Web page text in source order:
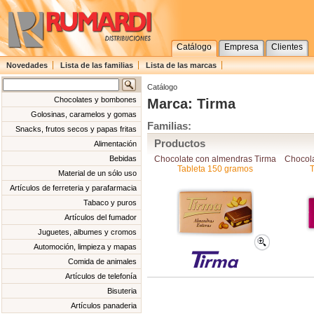
Catálogo Empresa Clientes
Novedades Lista de las familias Lista de las marcas
Catálogo
Marca: Tirma
Familias:
Productos
Chocolate con almendras Tirma
Tableta 150 gramos
Chocolates y bombones
Golosinas, caramelos y gomas
Snacks, frutos secos y papas fritas
Alimentación
Bebidas
Material de un sólo uso
Artículos de ferreteria y parafarmacia
Tabaco y puros
Artículos del fumador
Juguetes, albumes y cromos
Automoción, limpieza y mapas
Comida de animales
Artículos de telefonía
Bisuteria
Artículos panaderia